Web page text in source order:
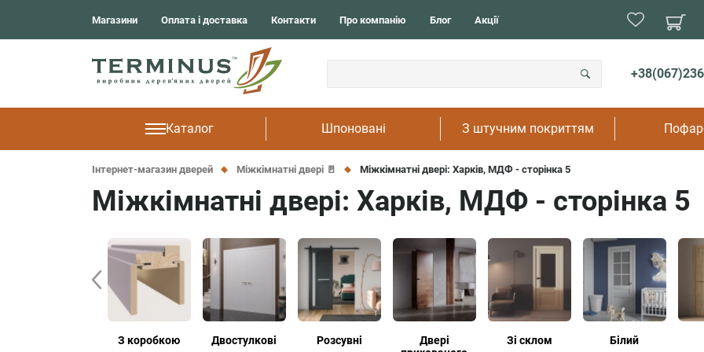
Магазини Оплата і доставка Контакти Про компанію Блог Акції
Каталог Шпоновані З штучним покриттям
Light
Фарбовані
Cardium Porta
Frezato
м. Тернопіль
В кухню
В
На
Інтернет-магазин дверей Міжкімнатні двері 🚪 Міжкімнатні двері: Харків, МДФ - сторінка 5
Міжкімнатні двері: Харків, МДФ - сторінка 5
З коробкою Двостулкові Розсувні
Двері
Зі склом Білий